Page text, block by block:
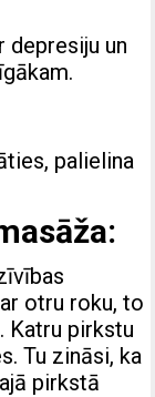
depresiju un
palielina
otru roku, to
Katru pirkstu
Tu zināsi, ka
pirkstā